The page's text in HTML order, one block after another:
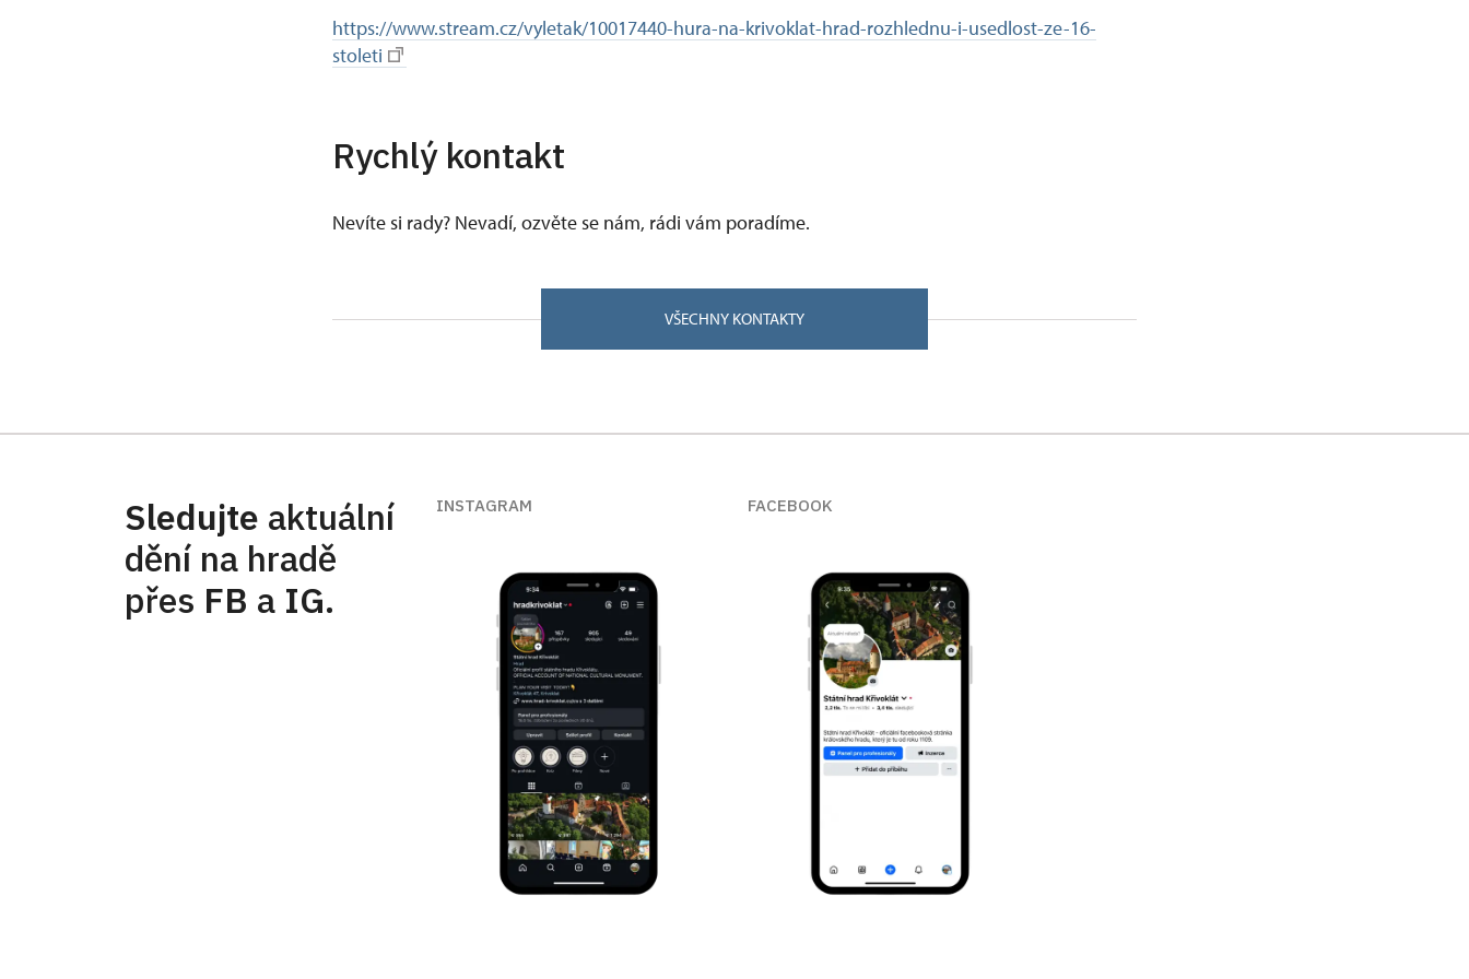
https://www.stream.cz/vyletak/10017440-hura-na-krivoklat-hrad-rozhlednu-i-usedlost-ze-16-
stoleti
Rychlý kontakt
Nevíte si rady? Nevadí, ozvěte se nám, rádi vám poradíme.
VŠECHNY KONTAKTY
Sledujte aktuální
dění na hradě
přes FB a IG.
INSTAGRAM FACEBOOK